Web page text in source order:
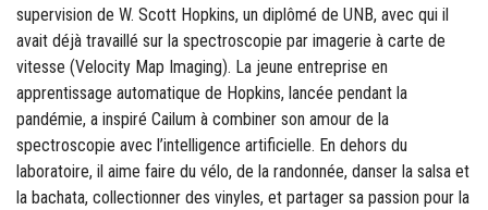
supervision de W. Scott Hopkins, un diplômé de UNB, avec qui il
avait déjà travaillé sur la spectroscopie par imagerie à carte de
vitesse (Velocity Map Imaging). La jeune entreprise en
apprentissage automatique de Hopkins, lancée pendant la
pandémie, a inspiré Cailum à combiner son amour de la
spectroscopie avec l’intelligence artificielle. En dehors du
laboratoire, il aime faire du vélo, de la randonnée, danser la salsa et
la bachata, collectionner des vinyles, et partager sa passion pour la